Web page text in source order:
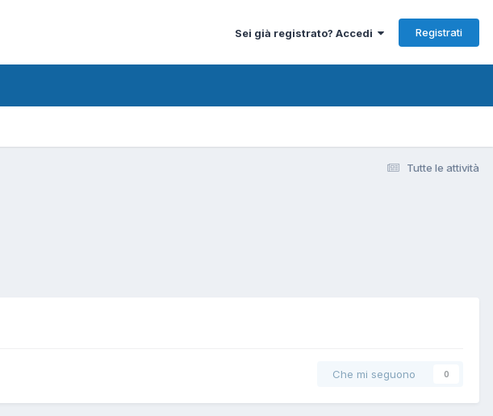
Sei già registrato? Accedi Registrati
Tutte le attività
Che mi seguono 0